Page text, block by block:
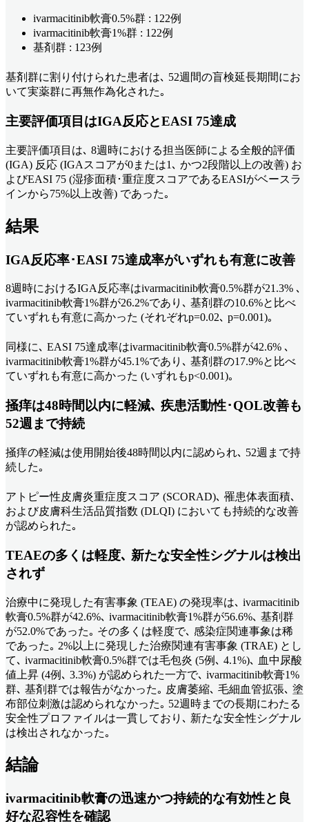
ivarmacitinib軟膏0.5%群 : 122例
ivarmacitinib軟膏1%群 : 122例
基剤群 : 123例
基剤群に割り付けられた患者は､ 52週間の盲検延長期間にお
いて実薬群に再無作為化された｡
主要評価項目はIGA反応とEASI 75達成
主要評価項目は､ 8週時における担当医師による全般的評価
(IGA) 反応 (IGAスコアが0または1､ かつ2段階以上の改善) お
よびEASI 75 (湿疹面積･重症度スコアであるEASIがベースラ
インから75%以上改善) であった｡
結果
IGA反応率･EASI 75達成率がいずれも有意に改善
8週時におけるIGA反応率はivarmacitinib軟膏0.5%群が21.3% ､
ivarmacitinib軟膏1%群が26.2%であり､ 基剤群の10.6%と比べ
ていずれも有意に高かった (それぞれp=0.02､ p=0.001)｡
同様に､ EASI 75達成率はivarmacitinib軟膏0.5%群が42.6% ､
ivarmacitinib軟膏1%群が45.1%であり､ 基剤群の17.9%と比べ
ていずれも有意に高かった (いずれもp<0.001)｡
掻痒は48時間以内に軽減､ 疾患活動性･QOL改善も
52週まで持続
掻痒の軽減は使用開始後48時間以内に認められ､ 52週まで持
続した｡
アトピー性皮膚炎重症度スコア (SCORAD)､ 罹患体表面積､
および皮膚科生活品質指数 (DLQI) においても持続的な改善
が認められた｡
TEAEの多くは軽度､ 新たな安全性シグナルは検出
されず
治療中に発現した有害事象 (TEAE) の発現率は､ ivarmacitinib
軟膏0.5%群が42.6%､ ivarmacitinib軟膏1%群が56.6%､ 基剤群
が52.0%であった｡ その多くは軽度で､ 感染症関連事象は稀
であった｡ 2%以上に発現した治療関連有害事象 (TRAE) とし
て､ ivarmacitinib軟膏0.5%群では毛包炎 (5例､ 4.1%)､ 血中尿酸
値上昇 (4例､ 3.3%) が認められた一方で､ ivarmacitinib軟膏1%
群､ 基剤群では報告がなかった｡ 皮膚萎縮､ 毛細血管拡張､ 塗
布部位刺激は認められなかった｡ 52週時までの長期にわたる
安全性プロファイルは一貫しており､ 新たな安全性シグナル
は検出されなかった｡
結論
ivarmacitinib軟膏の迅速かつ持続的な有効性と良
好な忍容性を確認